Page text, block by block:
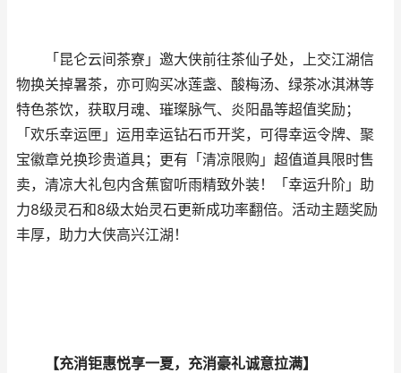
「昆仑云间茶寮」邀大侠前往茶仙子处，上交江湖信
物换关掉暑茶，亦可购买冰莲盏、酸梅汤、绿茶冰淇淋等
特色茶饮，获取月魂、璀璨脉气、炎阳晶等超值奖励；
「欢乐幸运匣」运用幸运钻石币开奖，可得幸运令牌、聚
宝徽章兑换珍贵道具；更有「清凉限购」超值道具限时售
卖，清凉大礼包内含蕉窗听雨精致外装！「幸运升阶」助
力8级灵石和8级太始灵石更新成功率翻倍。活动主题奖励
丰厚，助力大侠高兴江湖！
【充消钜惠悦享一夏，充消豪礼诚意拉满】